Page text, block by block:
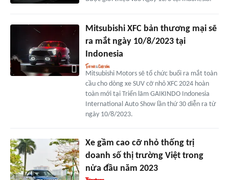
Mitsubishi XFC bản thương mại sẽ
ra mắt ngày 10/8/2023 tại
Indonesia
Mitsubishi Motors sẽ tổ chức buổi ra mắt toàn
cầu cho dòng xe SUV cỡ nhỏ XFC 2024 hoàn
toàn mới tại Triển lãm GAIKINDO Indonesia
International Auto Show lần thứ 30 diễn ra từ
ngày 10/8/2023.
Xe gầm cao cỡ nhỏ thống trị
doanh số thị trường Việt trong
nửa đầu năm 2023